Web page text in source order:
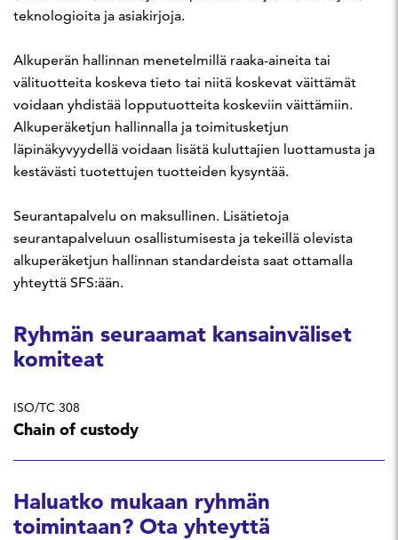
teknologioita ja asiakirjoja.
Alkuperän hallinnan menetelmillä raaka-aineita tai
välituotteita koskeva tieto tai niitä koskevat väittämät
voidaan yhdistää lopputuotteita koskeviin väittämiin.
Alkuperäketjun hallinnalla ja toimitusketjun
läpinäkyvyydellä voidaan lisätä kuluttajien luottamusta ja
kestävästi tuotettujen tuotteiden kysyntää.
Seurantapalvelu on maksullinen. Lisätietoja
seurantapalveluun osallistumisesta ja tekeillä olevista
alkuperäketjun hallinnan standardeista saat ottamalla
yhteyttä SFS:ään.
Ryhmän seuraamat kansainväliset
komiteat
ISO/TC 308
Chain of custody
Haluatko mukaan ryhmän
toimintaan? Ota yhteyttä